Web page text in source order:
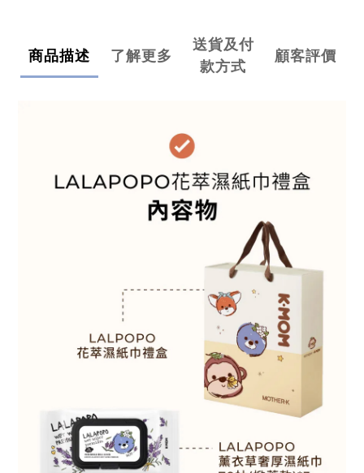
商品描述 了解更多
送貨及付
款方式
顧客評價